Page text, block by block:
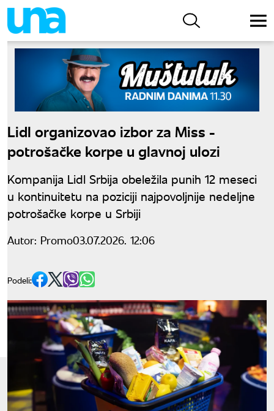
Lidl organizovao izbor za Miss -
potrošačke korpe u glavnoj ulozi
Kompanija Lidl Srbija obeležila punih 12 meseci
u kontinuitetu na poziciji najpovoljnije nedeljne
potrošačke korpe u Srbiji
Autor: Promo03.07.2026. 12:06
Podeli: